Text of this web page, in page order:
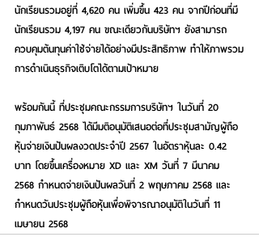
นักเรียนรวมอยู่ที่ 4,620 คน เพิ่มขึ้น 423 คน จากปีก่อนที่มี
นักเรียนรวม 4,197 คน ขณะเดียวกันบริษัทฯ ยังสามารถ
ควบคุมต้นทุนค่าใช้จ่ายได้อย่างมีประสิทธิภาพ ทำให้ภาพรวม
การดำเนินธุรกิจเติบโตได้ตามเป้าหมาย
พร้อมกันนี้ ที่ประชุมคณะกรรมการบริษัทฯ ในวันที่ 20
กุมภาพันธ์ 2568 ได้มีมติอนุมัติเสนอต่อที่ประชุมสามัญผู้ถือ
หุ้นจ่ายเงินปันผลงวดประจำปี 2567 ในอัตราหุ้นละ 0.42
บาท โดยขึ้นเครื่องหมาย XD และ XM วันที่ 7 มีนาคม
2568 กำหนดจ่ายเงินปันผลวันที่ 2 พฤษภาคม 2568 และ
กำหนดวันประชุมผู้ถือหุ้นเพื่อพิจารณาอนุมัติในวันที่ 11
เมษายน 2568